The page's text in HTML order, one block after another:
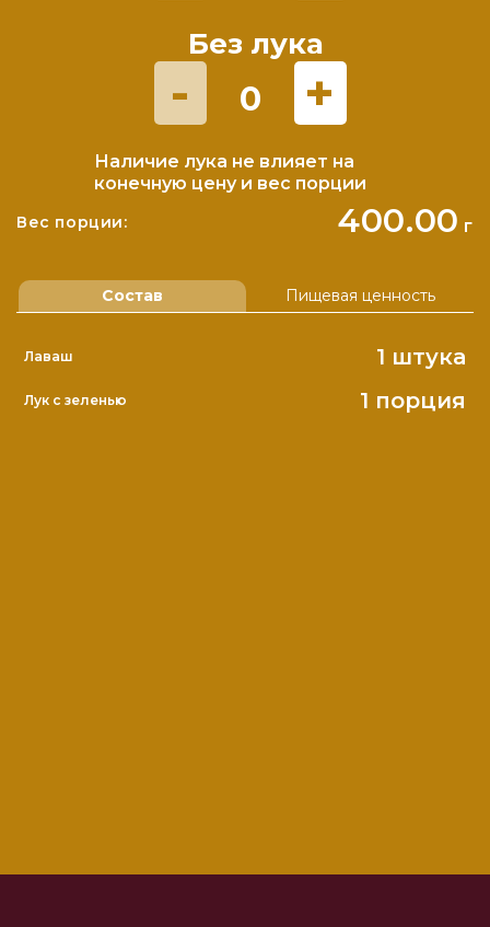
- 0 +
Без лука
Наличие лука не влияет на
конечную цену и вес порции
Вес порции: 400.00 г
Состав Пищевая ценность
Лаваш 1 штука
Лук с зеленью 1 порция